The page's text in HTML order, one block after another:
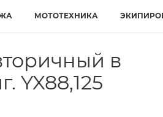
МОТОТЕХНИКА
в
YX88,125